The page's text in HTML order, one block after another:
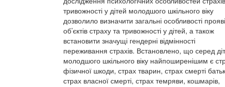
тривожності у дітей молодшого шкільного віку
дозволило визначити загальні особливості
об’єктів страху та тривожності у дітей, а також
встановити значущі гендерні відмінності
переживання страхів. Встановлено, що серед
молодшого шкільного віку найпоширенішим є
фізичної шкоди, страх тварин, страх смерті
страх власної смерті, страх темряви, кошмарів,